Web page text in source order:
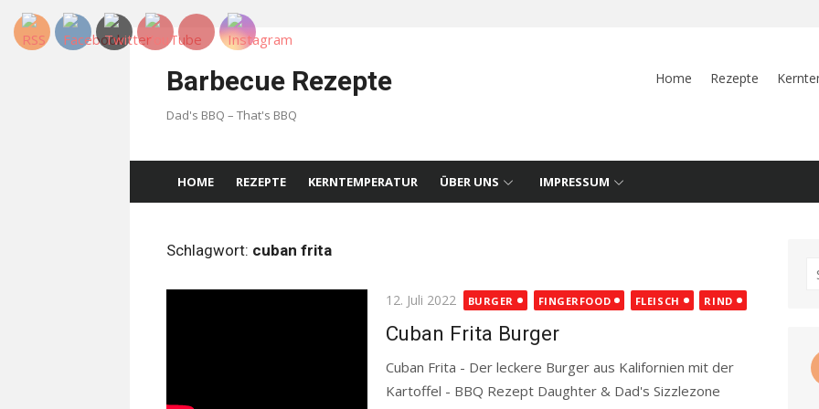
Skip
Barbecue Rezepte
Dad's BBQ – That's BBQ
Home Rezepte
HOME REZEPTE KERNTEMPERATUR ÜBER UNS IMPRESSUM
Schlagwort: cuban frita
Posted
12. Juli 2022 BURGER FINGERFOOD FLEISCH RIND
Cuban Frita Burger
Cuban Frita - Der leckere Burger aus Kalifornien mit der
Kartoffel - BBQ Rezept Daughter & Dad's Sizzlezone